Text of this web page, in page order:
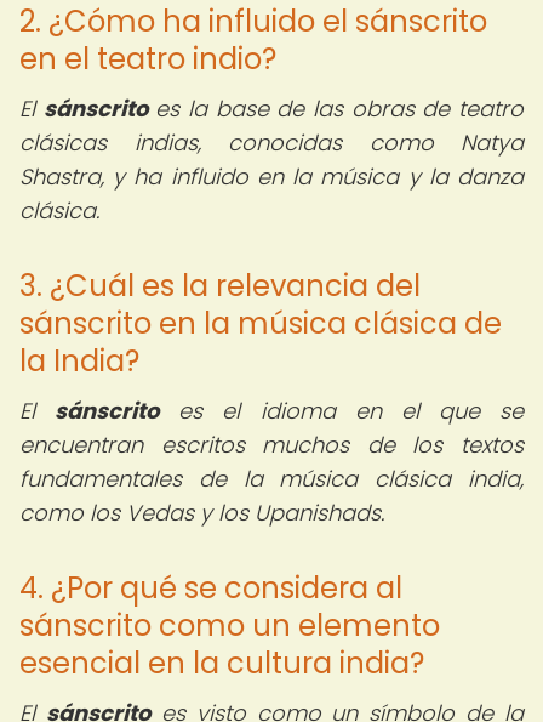
2. ¿Cómo ha influido el sánscrito
en el teatro indio?
El sánscritoes la base de las obras de teatro
clásicas indias, conocidas como Natya
Shastra, y ha influido en la música y la danza
clásica.
3. ¿Cuál es la relevancia del
sánscrito en la música clásica de
la India?
El sánscritoes el idioma en el que se
encuentran escritos muchos de los textos
fundamentales de la música clásica india,
como los Vedas y los Upanishads.
4. ¿Por qué se considera al
sánscrito como un elemento
esencial en la cultura india?
El sánscritoes visto como un símbolo de la